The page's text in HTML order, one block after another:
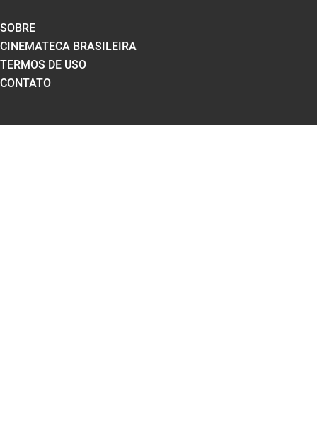
SOBRE
CINEMATECA BRASILEIRA
TERMOS DE USO
CONTATO